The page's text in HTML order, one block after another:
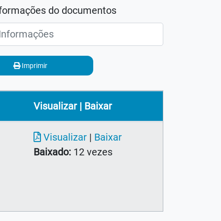
do documentos
Imprimir
Visualizar | Baixar
Visualizar | Baixar
Baixado: 12 vezes